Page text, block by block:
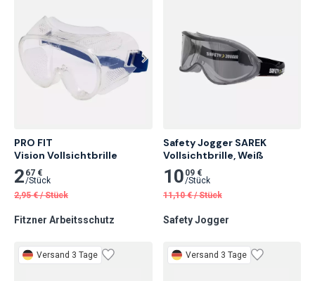
PRO FIT
Vision Vollsichtbrille
2 67 €
/Stück
2,95 € /Stück
Fitzner Arbeitsschutz
Safety Jogger SAREK
Vollsichtbrille, Weiß
10 09 €
/Stück
11,10 € /Stück
Safety Jogger
Versand 3 Tage Versand 3 Tage